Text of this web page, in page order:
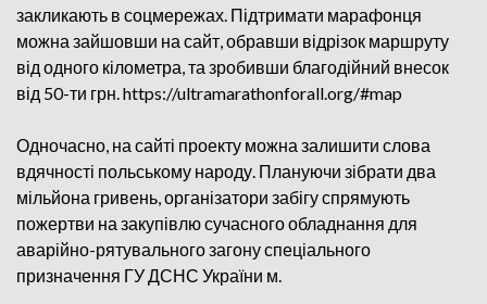
закликають в соцмережах. Підтримати марафонця
можна зайшовши на сайт, обравши відрізок маршруту
від одного кілометра, та зробивши благодійний внесок
від 50-ти грн. https://ultramarathonforall.org/#map
Одночасно, на сайті проекту можна залишити слова
вдячності польському народу. Плануючи зібрати два
мільйона гривень, організатори забігу спрямують
пожертви на закупівлю сучасного обладнання для
аварійно-рятувального загону спеціального
призначення ГУ ДСНС України м.